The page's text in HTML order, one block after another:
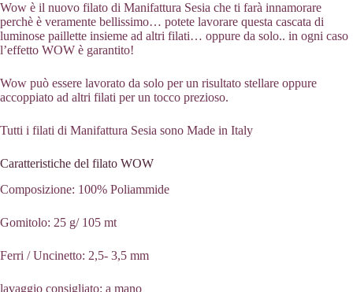
Wow è il nuovo filato di Manifattura Sesia che ti farà innamorare
perchè è veramente bellissimo… potete lavorare questa cascata di
luminose paillette insieme ad altri filati… oppure da solo.. in ogni caso
l’effetto WOW è garantito!
Wow può essere lavorato da solo per un risultato stellare oppure
accoppiato ad altri filati per un tocco prezioso.
Tutti i filati di Manifattura Sesia sono Made in Italy
Caratteristiche del filato WOW
Composizione: 100% Poliammide
Gomitolo: 25 g/ 105 mt
Ferri / Uncinetto: 2,5- 3,5 mm
lavaggio consigliato: a mano